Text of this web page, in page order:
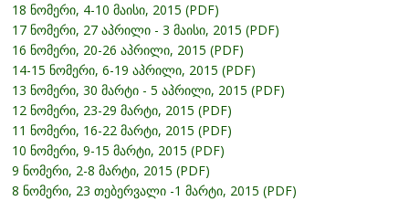
18 ნომერი, 4-10 მაისი, 2015 (PDF)
17 ნომერი, 27 აპრილი - 3 მაისი, 2015 (PDF)
16 ნომერი, 20-26 აპრილი, 2015 (PDF)
14-15 ნომერი, 6-19 აპრილი, 2015 (PDF)
13 ნომერი, 30 მარტი - 5 აპრილი, 2015 (PDF)
12 ნომერი, 23-29 მარტი, 2015 (PDF)
11 ნომერი, 16-22 მარტი, 2015 (PDF)
10 ნომერი, 9-15 მარტი, 2015 (PDF)
9 ნომერი, 2-8 მარტი, 2015 (PDF)
8 ნომერი, 23 თებერვალი -1 მარტი, 2015 (PDF)